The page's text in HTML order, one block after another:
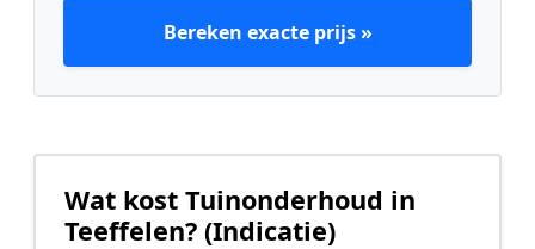
Bereken exacte prijs »
Wat kost Tuinonderhoud in
Teeffelen? (Indicatie)